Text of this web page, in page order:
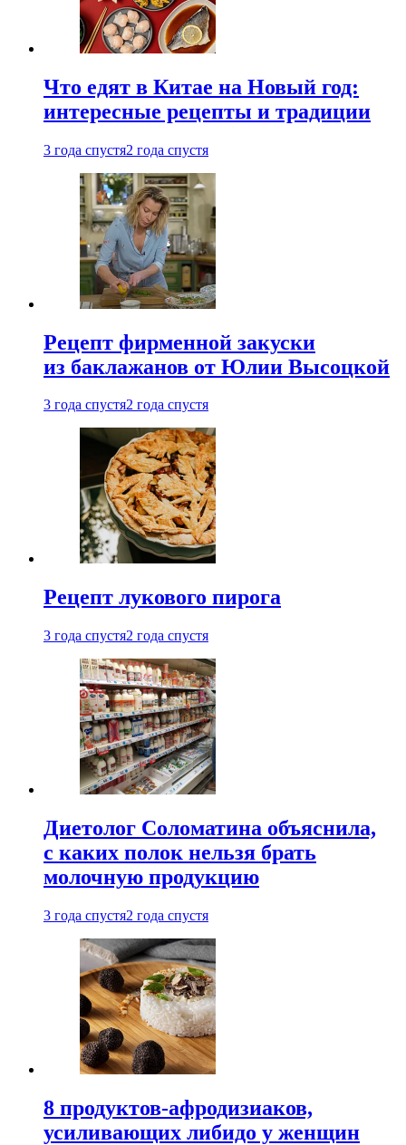
Что едят в Китае на Новый год:
интересные рецепты и традиции
3 года спустя2 года спустя
Рецепт фирменной закуски
из баклажанов от Юлии Высоцкой
3 года спустя2 года спустя
Рецепт лукового пирога
3 года спустя2 года спустя
Диетолог Соломатина объяснила,
с каких полок нельзя брать
молочную продукцию
3 года спустя2 года спустя
8 продуктов-афродизиаков,
усиливающих либидо у женщин